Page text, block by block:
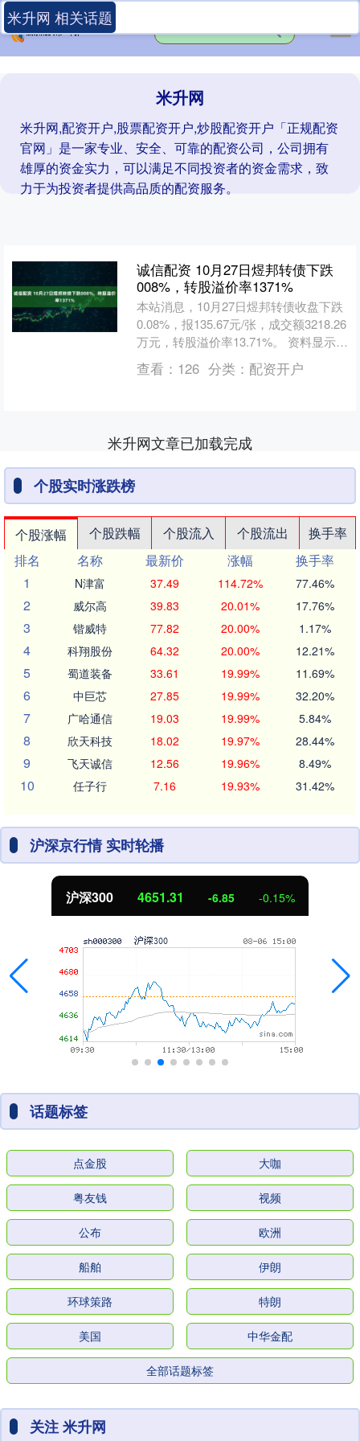
米升网
米升网,配资开户,股票配资开户,炒股配资开户「正规配资
官网」是一家专业、安全、可靠的配资公司，公司拥有
雄厚的资金实力，可以满足不同投资者的资金需求，致
力于为投资者提供高品质的配资服务。
米升网 相关话题
诚信配资 10月27日煜邦转债下跌
008%，转股溢价率1371%
本站消息，10月27日煜邦转债收盘下跌
0.08%，报135.67元/张，成交额3218.26
万元，转股溢价率13.71%。 资料显示，
煜邦转债信用级别为“A”，....
查看： 126 分类： 配资开户
米升网文章已加载完成
个股实时涨跌榜
个股涨幅 个股跌幅 个股流入 个股流出
换手率
排名
名称 最新价 涨幅
换手率
1
N津富 37.49 114.72% 77.46%
2 威尔高 39.83 20.01% 17.76%
3 锴威特 77.82 20.00% 1.17%
4 科翔股份 64.32 20.00% 12.21%
5 蜀道装备 33.61 19.99% 11.69%
6 中巨芯 27.85 19.99% 32.20%
7 广哈通信 19.03 19.99% 5.84%
8 欣天科技 18.02 19.97% 28.44%
9 飞天诚信 12.56 19.96% 8.49%
10 任子行 7.16 19.93% 31.42%
沪深京行情 实时轮播
沪深300 4651.31 -6.85 -0.15%
话题标签
点金股 大咖
粤友钱 视频
公布 欧洲
船舶 伊朗
环球策路 特朗
美国 中华金配
全部话题标签
关注 米升网